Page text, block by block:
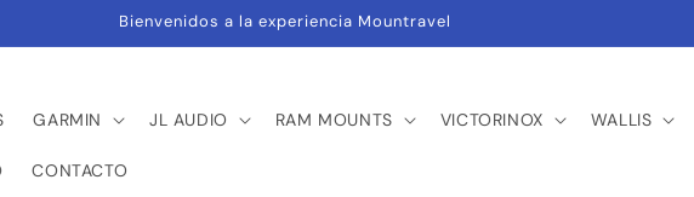
Bienvenidos a la experiencia Mountravel
GARMIN JL AUDIO RAM MOUNTS VICTORINOX WALLIS
CONTACTO